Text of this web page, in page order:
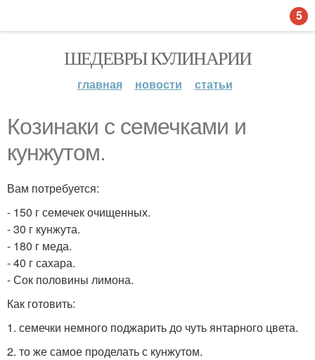
ШЕДЕВРЫ КУЛИНАРИИ
главная новости статьи
Козинаки с семечками и
кунжутом.
Вам потребуется:
- 150 г семечек очищенных.
- 30 г кунжута.
- 180 г меда.
- 40 г сахара.
- Сок половины лимона.
Как готовить:
1. семечки немного поджарить до чуть янтарного цвета.
2. то же самое проделать с кунжутом.
5